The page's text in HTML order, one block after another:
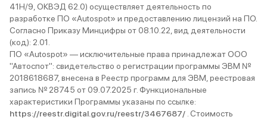
41Н/9, ОКВЭД 62.0) осуществляет деятельность по
разработке ПО «Autospot» и предоставлению лицензий на ПО.
Согласно Приказу Минцифры от 08.10.22, вид деятельности
(код): 2.01.
ПО «Autospot» — исключительные права принадлежат ООО
"Автоспот": свидетельство о регистрации программы ЭВМ №
2018618687, внесена в Реестр программ для ЭВМ, реестровая
запись № 28745 от 09.07.2025 г. Функциональные
характеристики Программы указаны по ссылке:
https://reestr.digital.gov.ru/reestr/3467687/ . Стоимость